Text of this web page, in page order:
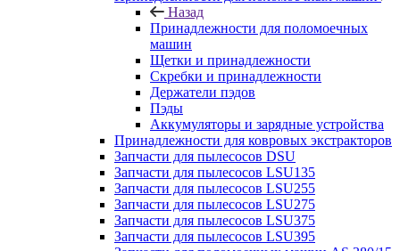
Назад
Принадлежности для поломоечных
машин
Щетки и принадлежности
Скребки и принадлежности
Держатели пэдов
Пэды
Аккумуляторы и зарядные устройства
Принадлежности для ковровых экстракторов
Запчасти для пылесосов DSU
Запчасти для пылесосов LSU135
Запчасти для пылесосов LSU255
Запчасти для пылесосов LSU275
Запчасти для пылесосов LSU375
Запчасти для пылесосов LSU395